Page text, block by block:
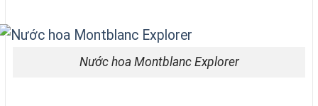
Nước hoa Montblanc Explorer